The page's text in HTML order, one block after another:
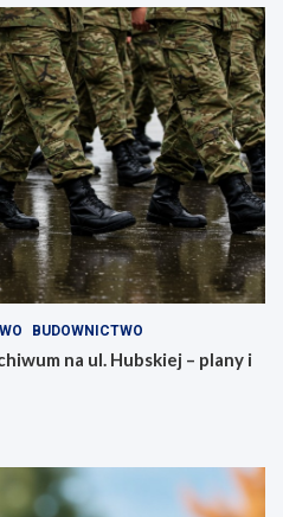
BUDOWNICTWO
na ul. Hubskiej – plany i